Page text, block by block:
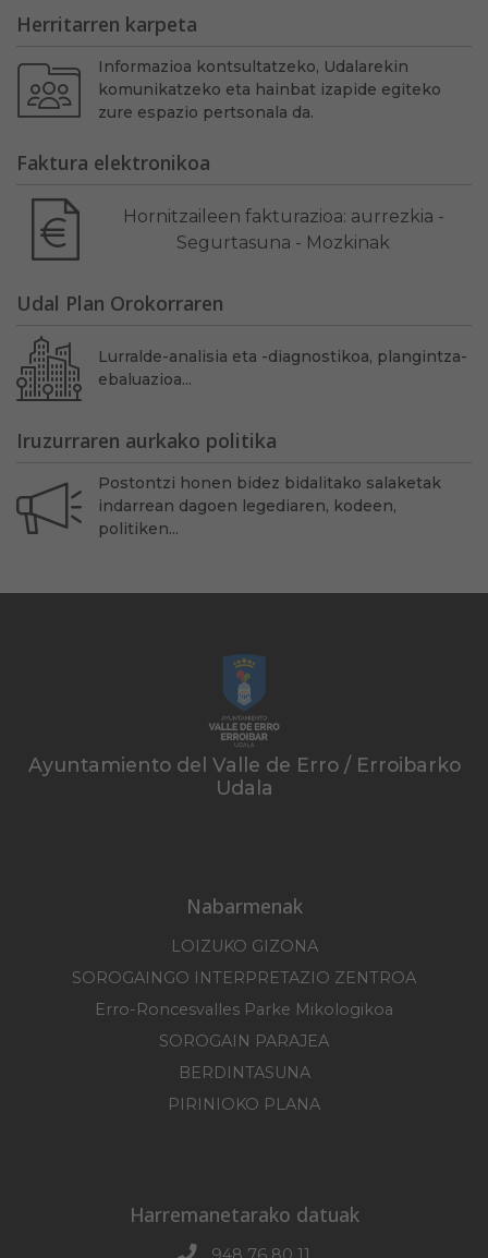
Herritarren karpeta
Informazioa kontsultatzeko, Udalarekin
komunikatzeko eta hainbat izapide egiteko
zure espazio pertsonala da.
Faktura elektronikoa
Hornitzaileen fakturazioa: aurrezkia -
Segurtasuna - Mozkinak
Udal Plan Orokorraren
Lurralde-analisia eta -diagnostikoa, plangintza-
ebaluazioa...
Iruzurraren aurkako politika
Postontzi honen bidez bidalitako salaketak
indarrean dagoen legediaren, kodeen,
politiken...
Ayuntamiento del Valle de Erro / Erroibarko
Udala
Nabarmenak
LOIZUKO GIZONA
SOROGAINGO INTERPRETAZIO ZENTROA
Erro-Roncesvalles Parke Mikologikoa
SOROGAIN PARAJEA
BERDINTASUNA
PIRINIOKO PLANA
Harremanetarako datuak